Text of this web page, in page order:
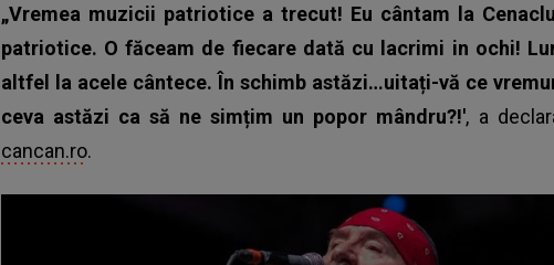
„Vremea muzicii patriotice a trecut! Eu cântam la
patriotice. O făceam de fiecare dată cu lacrimi in ochi!
altfel la acele cântece. În schimb astăzi…uitați-vă ce
ceva astăzi ca să ne simțim un popor mândru?!', a
cancan.ro.